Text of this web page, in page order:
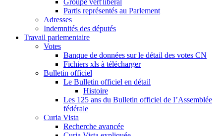
Groupe vert'libéral
Partis représentés au Parlement
Adresses
Indemnités des députés
Travail parlementaire
Votes
Banque de données sur le détail des votes CN
Fichiers xls à télécharger
Bulletin officiel
Le Bulletin officiel en détail
Histoire
Les 125 ans du Bulletin officiel de I’Assemblée
fédérale
Curia Vista
Recherche avancée